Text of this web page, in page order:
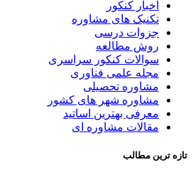
اخبار کنکور
تکنیک های مشاوره
جزوات درسی
روش مطالعه
سوالات کنکور سراسری
مجله علمی فناوری
مشاوره تحصیلی
مشاوره شهر های کشور
معرفی بهترین اساتید
مقالات مشاوره ای
تازه ترین مطالب